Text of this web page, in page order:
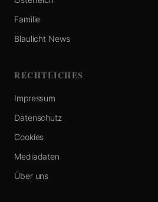
Familie
Blaulicht News
RECHTLICHES
Impressum
Datenschutz
Cookies
Mediadaten
Über uns